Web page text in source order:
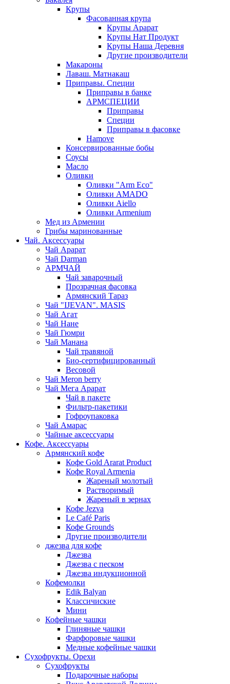
Крупы
Фасованная крупа
Крупы Арарат
Крупы Нат Продукт
Крупы Наша Деревня
Другие производители
Макароны
Лаваш. Матнакаш
Приправы. Специи
Приправы в банке
АРМСПЕЦИИ
Приправы
Специи
Приправы в фасовке
Hamove
Консервированные бобы
Соусы
Масло
Оливки
Оливки "Arm Eco"
Оливки AMADO
Оливки Aiello
Оливки Armenium
Мед из Армении
Грибы маринованные
Чай. Аксессуары
Чай Арарат
Чай Darman
АРМЧАЙ
Чай заварочный
Прозрачная фасовка
Армянский Тараз
Чай "IJEVAN". MASIS
Чай Агат
Чай Нане
Чай Гюмри
Чай Манана
Чай травяной
Био-сертифицированный
Весовой
Чай Meron berry
Чай Мега Арарат
Чай в пакете
Фильтр-пакетики
Гофроупаковка
Чай Амарас
Чайные аксессуары
Кофе. Аксессуары
Армянский кофе
Кофе Gold Ararat Product
Кофе Royal Armenia
Жареный молотый
Растворимый
Жареный в зернах
Кофе Jezva
Le Café Paris
Кофе Grounds
Другие производители
джезва для кофе
Джезва
Джезва с песком
Джезва индукционной
Кофемолки
Edik Balyan
Классичиские
Мини
Кофейные чашки
Глиняные чашки
Фарфоровые чашки
Медные кофейные чашки
Сухофрукты. Орехи
Сухофрукты
Подарочные наборы